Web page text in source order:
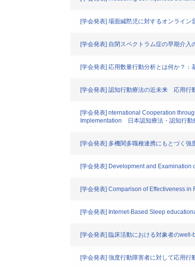
[学会発表] 場面緘黙児に対するオンライ
[学会発表] 自閉スペクトラム症の早期介
[学会発表] 応用数量行動分析とは何か？：
[学会発表] 認知行動療法の近未来 応用
[学会発表] nternational Cooperation
Implementation 日本認知療法・認知行動
[学会発表] 多機関多職種連携にもとづく
[学会発表] Development and
[学会発表] Comparison of Effectiveness
[学会発表] Internet-Based Sleep
[学会発表] 臨床活動における対象者の
[学会発表] 強度行動障害者に対して応用行